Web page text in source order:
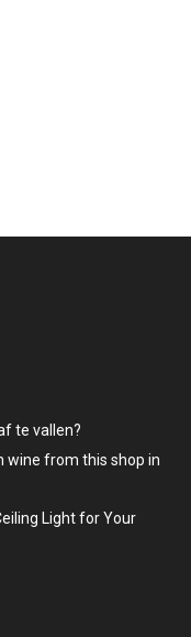
te vallen?
wine from this shop in
Light for Your